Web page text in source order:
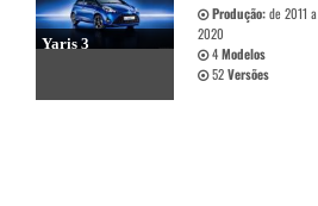
Yaris 3
Produção:de 2011 a
2020
4Modelos
52Versões